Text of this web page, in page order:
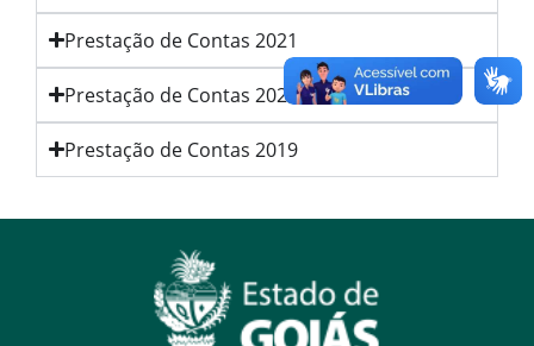
Prestação de Contas 2021
Prestação de Contas 2020
Prestação de Contas 2019